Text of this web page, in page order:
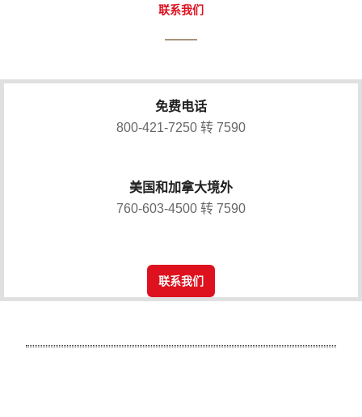
联系我们
免费电话
800-421-7250 转 7590
美国和加拿大境外
760-603-4500 转 7590
联系我们